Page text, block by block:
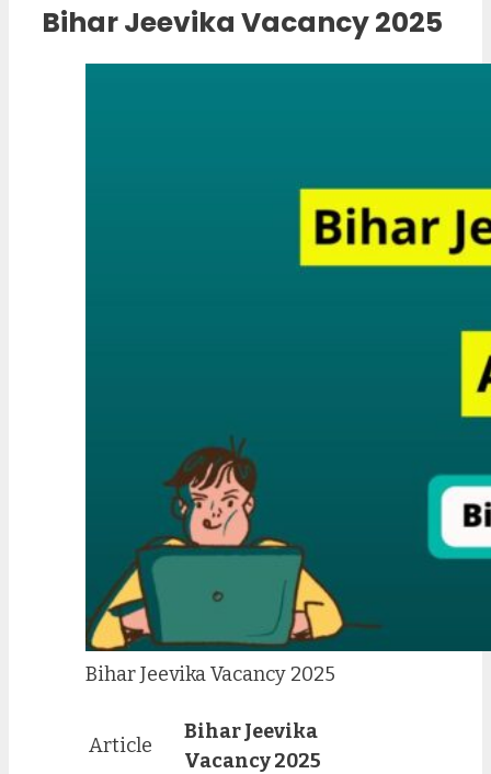
Bihar Jeevika Vacancy 2025
Bihar Jeevika Vacancy 2025
Article
Bihar Jeevika
Vacancy 2025